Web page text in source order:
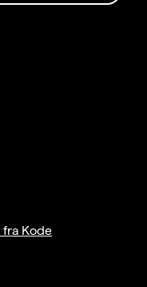
fra Kode